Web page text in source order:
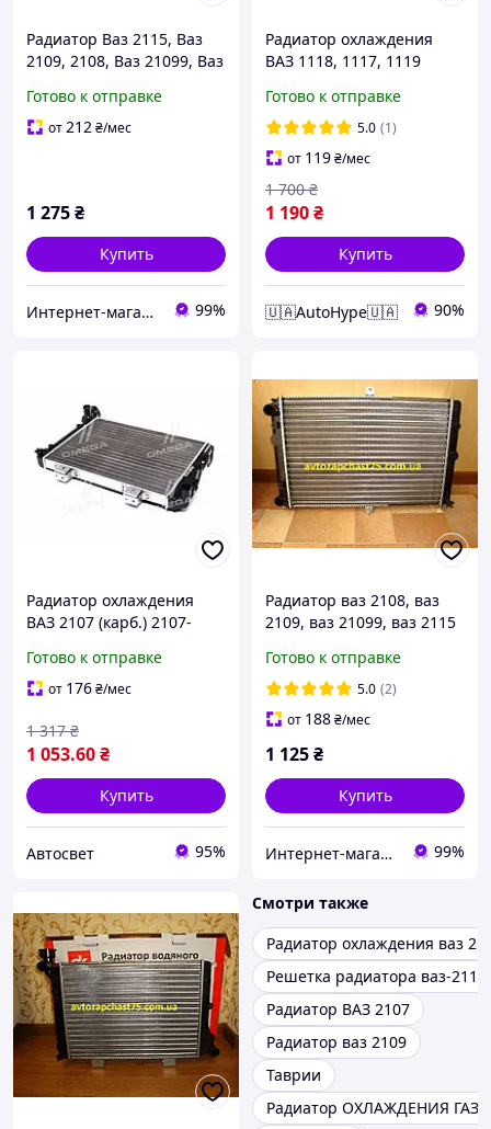
Радиатор Ваз 2115, Ваз
2109, 2108, Ваз 21099, Ваз
Дорожная карта, Украина
Готово к отправке
от212₴/мес
1 275₴
Купить
Интернет-магазин автозапчастей 99%
Радиатор охлаждения
ВАЗ 1118, 1117, 1119
1118-1301012
Готово к отправке
5.0 (1)
от 119₴/мес
1 190₴
1 700 ₴
Купить
🇺🇦AutoHype🇺🇦 90%
Радиатор охлаждения
ВАЗ 2107 (карб.) 2107-
Готово к отправке
от 176₴/мес
1 053.60₴
1 317 ₴
Купить
Автосвет 95%
Радиатор ваз 2108, ваз
2109, ваз 21099, ваз 2115
двигатель) Дорожная
карта, Харьков
Готово к отправке
5.0 (2)
от 188₴/мес
1 125₴
Купить
Интернет-магазин автозапчастей 99%
Смотри также
Радиатор охлаждения ваз
Решетка радиатора ваз-2110
Радиатор ВАЗ 2107
Радиатор ваз 2109
Таврии
Радиатор ОХЛАЖДЕНИЯ